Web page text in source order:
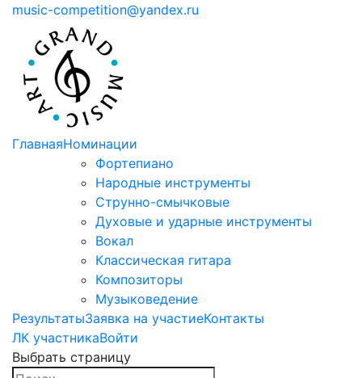
music-competition@yandex.ru
ГлавнаяНоминации
Фортепиано
Народные инструменты
Струнно-смычковые
Духовые и ударные инструменты
Вокал
Классическая гитара
Композиторы
Музыковедение
РезультатыЗаявка на участиеКонтакты
ЛК участникаВойти
Выбрать страницу